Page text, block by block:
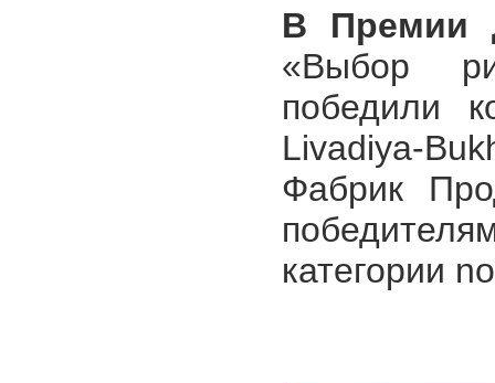
В Премии
«Выбор
победили
Livadiya-
Фабрик
категории